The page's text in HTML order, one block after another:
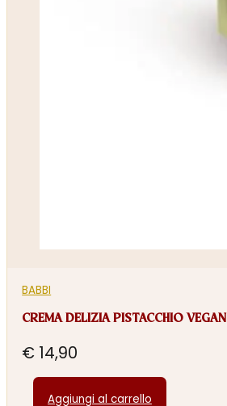
BABBI
CREMA DELIZIA PISTACCHIO VEGAN
€ 14,90
Aggiungi al carrello